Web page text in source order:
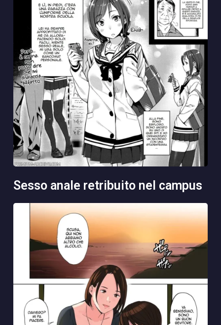
sesso anale retribuito nel campus